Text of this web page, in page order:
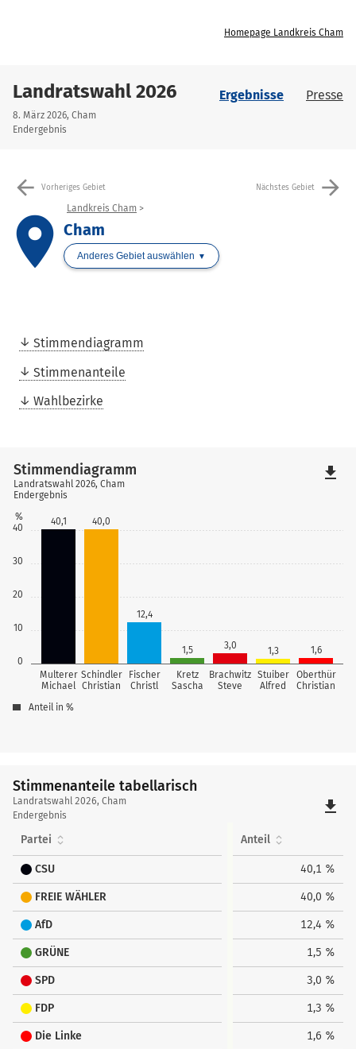
Homepage Landkreis Cham
Landratswahl 2026
8. März 2026, Cham
Endergebnis
Ergebnisse Presse
arrow_back Vorheriges Gebiet Nächstes Gebiet arrow_forward
place
Landkreis Cham
Cham
Anderes Gebiet auswählen
Stimmendiagramm
Stimmenanteile
Wahlbezirke
0
10
20
30
40
%
Multerer
Michael
Schindler
Christian
Fischer
Christl
Kretz
Sascha
Brachwitz
Steve
Stuiber
Alfred
Oberthür
Christian
40,1 40,0
12,4
1,5 3,0 1,3 1,6
Stimmendiagramm
Landratswahl 2026, Cham
Endergebnis
Anteil in %
file_download
Stimmenanteile tabellarisch
Stimmenanteile
tabellarisch
Landratswahl 2026, Cham
Endergebnis
file_download
Partei Anteil
CSU 40,1 %
FREIE WÄHLER 40,0 %
AfD 12,4 %
GRÜNE 1,5 %
SPD 3,0 %
FDP 1,3 %
Die Linke 1,6 %